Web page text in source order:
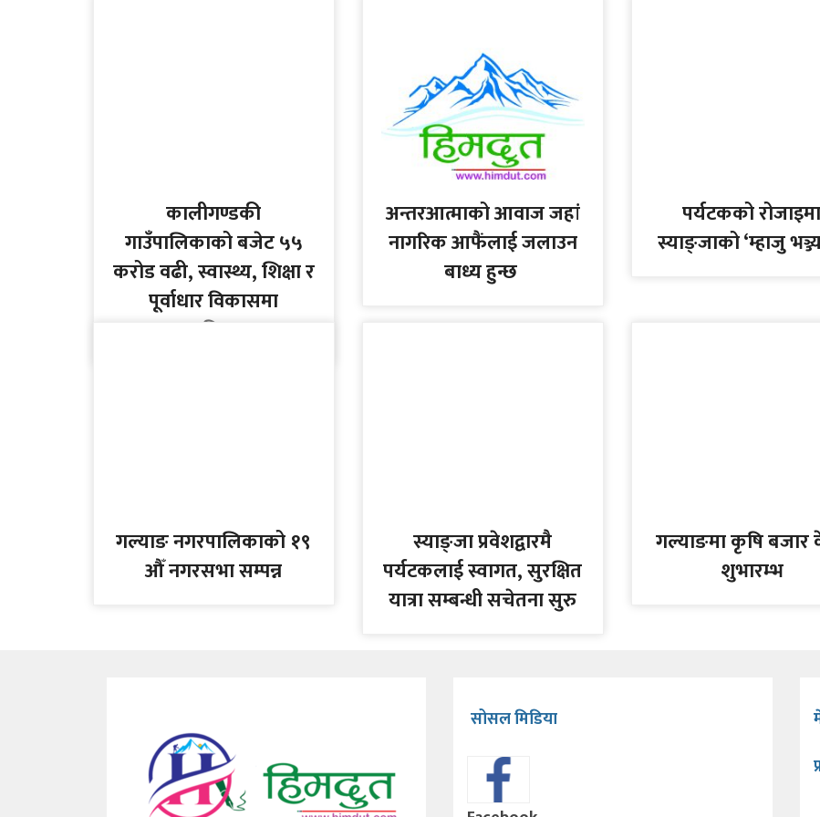
कालीगण्डकी
गाउँपालिकाको बजेट ५५
करोड वढी, स्वास्थ्य, शिक्षा र
पूर्वाधार विकासमा
प्राथमिकता
अन्तरआत्माको आवाज जहां
नागरिक आफैंलाई जलाउन
बाध्य हुन्छ
पर्यटकको रोजाइमा
स्याङ्जाको ‘म्हाजु
गल्याङ नगरपालिकाको १९
औँ नगरसभा सम्पन्न
स्याङ्जा प्रवेशद्वारमै
पर्यटकलाई स्वागत, सुरक्षित
यात्रा सम्बन्धी सचेतना सुरु
गल्याङमा कृषि बजार
शुभारम्भ
सोसल मिडिया